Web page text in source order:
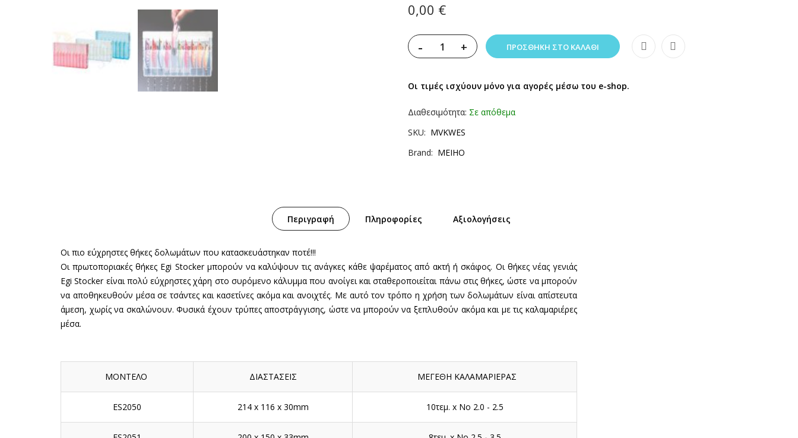
0,00 €
- + ΠΡΟΣΘΉΚΗ ΣΤΟ ΚΑΛΆΘΙ
Οι τιμές ισχύουν μόνο για αγορές μέσω του e-shop.
Διαθεσιμότητα: Σε απόθεμα
SKU
MVΚWES
Brand
MEIHO
Περιγραφή Πληροφορίες Αξιολογήσεις
Οι πιο εύχρηστες θήκες δολωμάτων που κατασκευάστηκαν ποτέ!!!
Oι πρωτοποριακές θήκες Egi Stocker μπορούν να καλύψουν τις ανάγκες κάθε ψαρέματος από ακτή ή σκάφος. Οι θήκες νέας γενιάς
Egi Stocker είναι πολύ εύχρηστες χάρη στο συρόμενο κάλυμμα που ανοίγει και σταθεροποιείται πάνω στις θήκες, ώστε να μπορούν
να αποθηκευθούν μέσα σε τσάντες και κασετίνες ακόμα και ανοιχτές. Με αυτό τον τρόπο η χρήση των δολωμάτων είναι απίστευτα
άμεση, χωρίς να σκαλώνουν. Φυσικά έχουν τρύπες αποστράγγισης, ώστε να μπορούν να ξεπλυθούν ακόμα και με τις καλαμαριέρες
μέσα.
ΜΟΝΤΕΛΟ ΔΙΑΣΤΑΣΕΙΣ ΜΕΓΕΘΗ ΚΑΛΑΜΑΡΙΕΡΑΣ
ES2050 214 x 116 x 30mm 10τεμ. x No 2.0 - 2.5